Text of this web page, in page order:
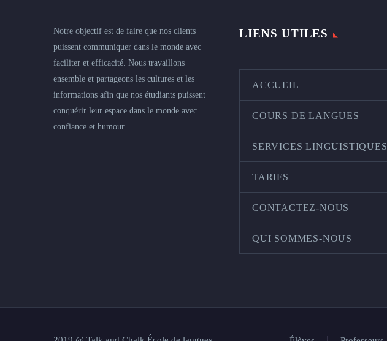
Notre objectif est de faire que nos clients
puissent communiquer dans le monde avec
faciliter et efficacité. Nous travaillons
ensemble et partageons les cultures et les
informations afin que nos étudiants puissent
conquérir leur espace dans le monde avec
confiance et humour.
LIENS UTILES
ACCUEIL
COURS DE LANGUES
SERVICES LINGUISTIQUES
TARIFS
CONTACTEZ-NOUS
QUI SOMMES-NOUS